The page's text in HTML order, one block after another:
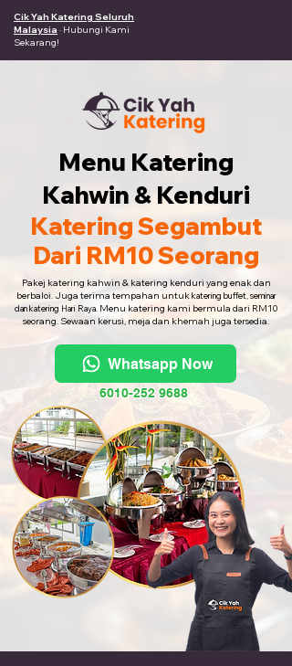
Cik Yah Katering Seluruh
Malaysia · Hubungi Kami
Sekarang!
Menu Katering
Kahwin & Kenduri
Katering Segambut
Dari RM10 Seorang
Pakej katering kahwin & katering kenduri yang enak dan
berbaloi. Juga terima tempahan untukkatering buffet, seminar
dan katering Hari Raya. Menu katering kami bermula dari RM10
seorang. Sewaan kerusi, meja dan khemah juga tersedia.
Whatsapp Now
6010-252 9688